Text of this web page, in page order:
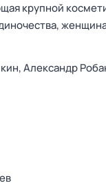
крупной
Александр